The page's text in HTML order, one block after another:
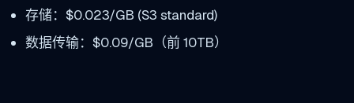
存储：$0.023/GB (S3 standard)
数据传输：$0.09/GB（前 10TB）